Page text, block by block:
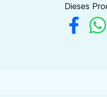
Dieses